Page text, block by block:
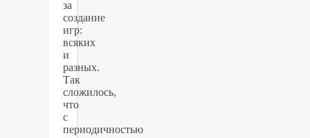
за
создание
игр:
всяких
и
разных.
Так
сложилось,
что
с
периодичностью